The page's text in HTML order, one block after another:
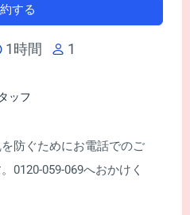
する
1時間 1
ッフ
防ぐためにお電話でのご
0120-059-069へおかけく